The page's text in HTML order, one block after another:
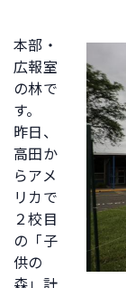
本部・
広報室
の林で
す。
昨日、
高田か
らアメ
リカで
２校目
の「子
供の